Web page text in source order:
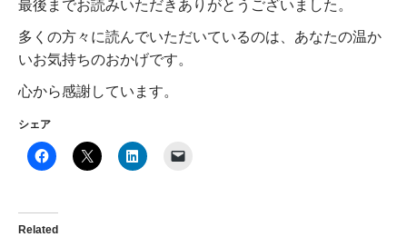
最後までお読みいただきありがとうございました。
多くの方々に読んでいただいているのは、あなたの温か
いお気持ちのおかげです。
心から感謝しています。
シェア
Related